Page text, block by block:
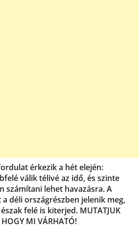
érkezik a hét elején:
válik télivé az idő, és szinte
számítani lehet havazásra. A
déli országrészben jelenik meg,
felé is kiterjed. MUTATJUK
HOGY MI VÁRHATÓ!